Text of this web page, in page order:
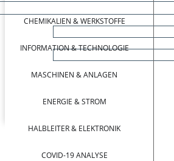
CHEMIKALIEN & WERKSTOFFE
INFORMATION & TECHNOLOGIE
MASCHINEN & ANLAGEN
ENERGIE & STROM
HALBLEITER & ELEKTRONIK
COVID-19 ANALYSE